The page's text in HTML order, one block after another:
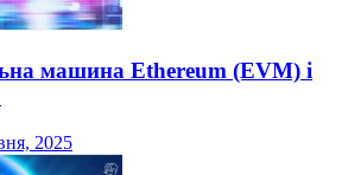
машина Ethereum (EVM) і
2025